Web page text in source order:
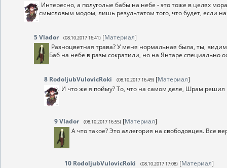
Интересно, а полуголые бабы на небе - это тоже в целях
смысловым модом, лишь результатом того, что будет, если
5Vlador (08.10.2017 16:41) [Материал]
Разноцветная трава? У меня нормальная была, ты,
Баб на небе в разы сократили, но на Янтаре специально
8 RodoljubVulovicRoki (08.10.2017 16:49) [Материал]
И что же я пойму? То, что на самом деле, Шрам решил
9Vlador (08.10.2017 16:55) [Материал]
А что такое? Это аллегория на свободовцев. Все
10 RodoljubVulovicRoki (08.10.2017 17:08) [Материал]